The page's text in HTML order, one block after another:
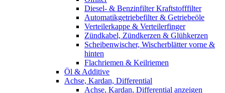
Diesel- & Benzinfilter Kraftstofffilter
Automatikgetriebefilter & Getriebeöle
Verteilerkappe & Verteilerfinger
Zündkabel, Zündkerzen & Glühkerzen
Scheibenwischer, Wischerblätter vorne &
hinten
Flachriemen & Keilriemen
Öl & Additive
Achse, Kardan, Differential
Achse, Kardan, Differential anzeigen